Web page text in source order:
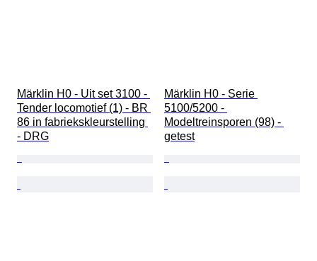
Märklin H0 - Uit set 3100 -
Tender locomotief (1) - BR
86 in fabriekskleurstelling
- DRG
Märklin H0 - Serie
5100/5200 -
Modeltreinsporen (98) -
getest